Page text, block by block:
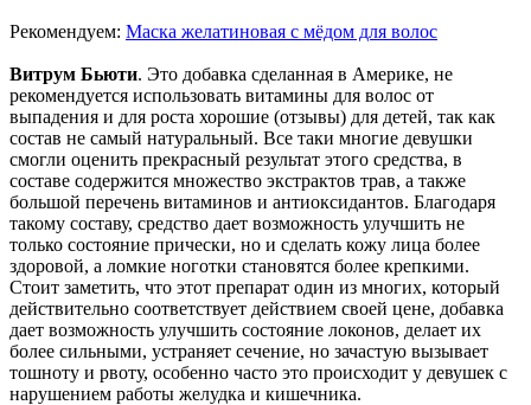
Рекомендуем: Маска желатиновая с мёдом для волос
Витрум Бьюти. Это добавка сделанная в Америке, не
рекомендуется использовать витамины для волос от
выпадения и для роста хорошие (отзывы) для детей, так как
состав не самый натуральный. Все таки многие девушки
смогли оценить прекрасный результат этого средства, в
составе содержится множество экстрактов трав, а также
большой перечень витаминов и антиоксидантов. Благодаря
такому составу, средство дает возможность улучшить не
только состояние прически, но и сделать кожу лица более
здоровой, а ломкие ноготки становятся более крепкими.
Стоит заметить, что этот препарат один из многих, который
действительно соответствует действием своей цене, добавка
дает возможность улучшить состояние локонов, делает их
более сильными, устраняет сечение, но зачастую вызывает
тошноту и рвоту, особенно часто это происходит у девушек с
нарушением работы желудка и кишечника.